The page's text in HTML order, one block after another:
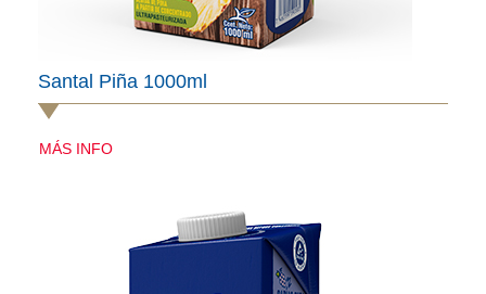
Santal Piña 1000ml
MÁS INFO